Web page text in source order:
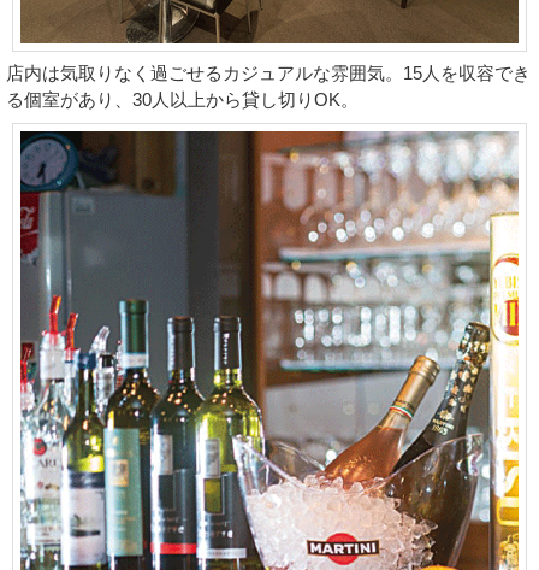
店内は気取りなく過ごせるカジュアルな雰囲気。15人を収容でき
る個室があり、30人以上から貸し切りOK。